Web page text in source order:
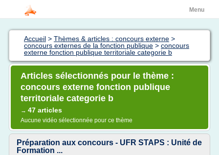
Menu
Accueil > Thèmes & articles : concours externe >
concours externes de la fonction publique > concours
externe fonction publique territoriale categorie b
Articles sélectionnés pour le thème :
concours externe fonction publique
territoriale categorie b
→ 47 articles
Aucune vidéo sélectionnée pour ce thème
Préparation aux concours - UFR STAPS : Unité de
Formation ...